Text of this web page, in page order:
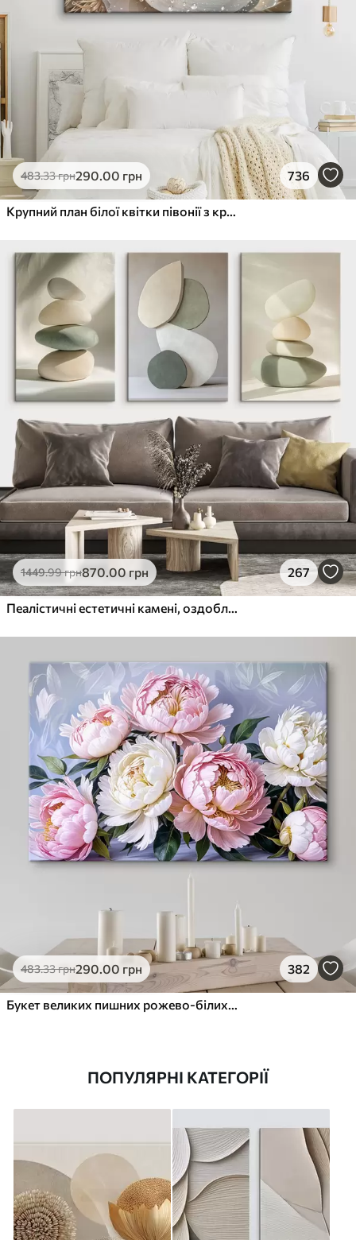
483.33грн290.00 грн 736
Крупний план білої квітки півонії з крапельками води на пелюстках на розмитому фоні
1449.99грн870.00 грн 267
Пеалістичні естетичні камені, оздоблення будинку, природне освітлення
483.33грн290.00 грн 382
Букет великих пишних рожево-білих квітів півонії із зеленим листям на м’якому розмитому фоні
ПОПУЛЯРНІ КАТЕГОРІЇ